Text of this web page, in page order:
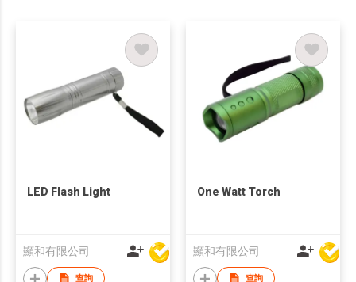
LED Flash Light
顯和有限公司
查詢
One Watt Torch
顯和有限公司
查詢